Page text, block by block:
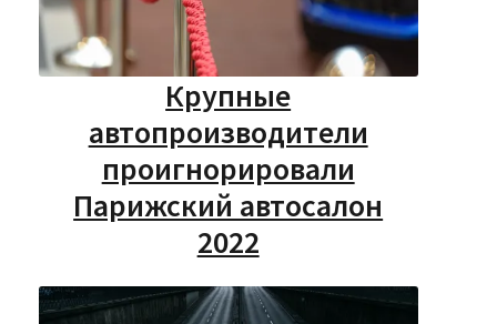
Крупные
автопроизводители
проигнорировали
Парижский автосалон
2022